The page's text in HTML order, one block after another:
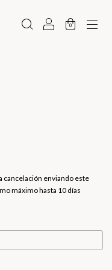
0
cancelación enviando este
máximo hasta 10 días